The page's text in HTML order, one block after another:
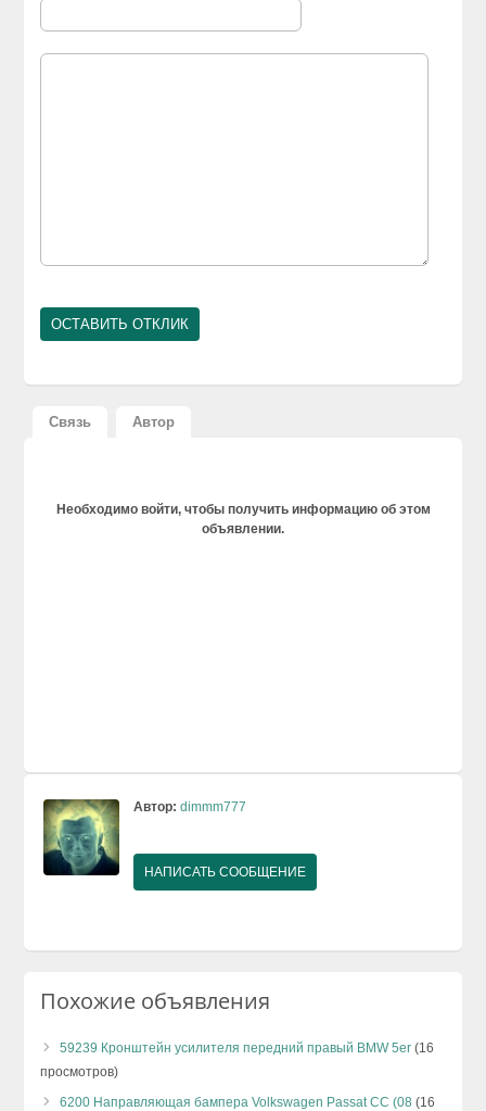
Связь Автор
Необходимо войти, чтобы получить информацию об этом
объявлении.
Автор: dimmm777
НАПИСАТЬ СООБЩЕНИЕ
Похожие объявления
59239 Кронштейн усилителя передний правый BMW 5er (16
просмотров)
6200 Направляющая бампера Volkswagen Passat CC (08 (16